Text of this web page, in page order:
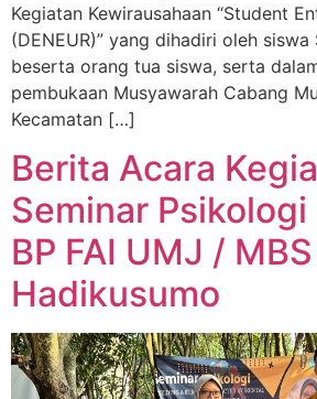
Kegiatan Kewirausahaan “Student
(DENEUR)” yang dihadiri oleh siswa
beserta orang tua siswa, serta
pembukaan Musyawarah Cabang
Kecamatan […]
Berita Acara
Seminar Psikologi
BP FAI UMJ /
Hadikusumo